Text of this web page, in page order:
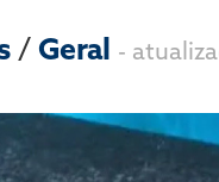
/Geral -